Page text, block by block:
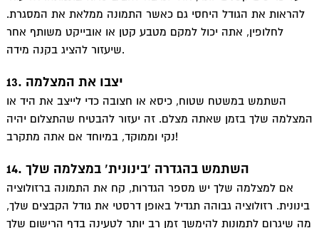
להראות את הגודל היחסי גם כאשר התמונה ממלאת את המסגרת.
לחלופין, אתה יכול למקם מטבע קטן או אובייקט משותף אחר
שיעזור להציג בקנה מידה.
13. יצבו את המצלמה
השתמש במשטח שטוח, כיסא או חצובה כדי לייצב את היד או
המצלמה שלך בזמן שאתה מצלם. זה יעזור להבטיח שהתצלום יהיה
נקי וממוקד, במיוחד אם אתה מתקרב!
14. השתמש בהגדרה ‘בינונית’ במצלמה שלך
אם למצלמה שלך יש מספר הגדרות, קח את התמונה ברזולוציה
בינונית. רזולוציה גבוהה תגדיל באופן דרסטי את גודל הקבצים שלך,
מה שיגרום לתמונות להימשך זמן רב יותר לטעינה בדף הרישום שלך